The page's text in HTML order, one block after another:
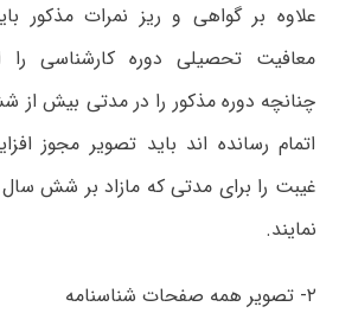
علاوه بر گواهی و ریز نمرات مذکور
معافیت تحصیلی دوره کارشناسی را
چنانچه دوره مذکور را در مدتی بیش از
اتمام رسانده اند باید تصویر مجوز
غیبت را برای مدتی که مازاد بر شش سال
نمایند.
۲- تصویر همه صفحات شناسنامه